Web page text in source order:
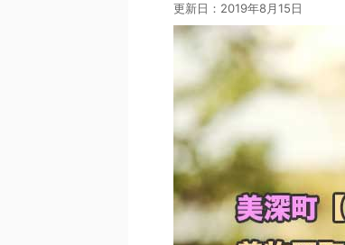
更新日： 2019年8月15日